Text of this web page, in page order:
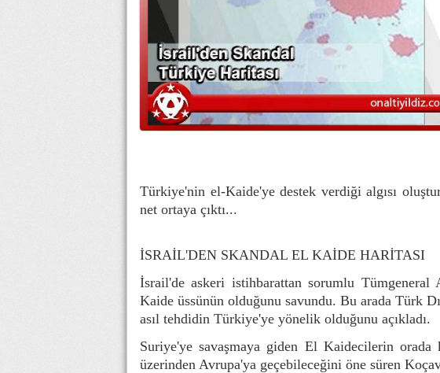
Türkiye'nin el-Kaide'ye destek verdiği algısı
net ortaya çıktı...
İSRAİL'DEN SKANDAL EL KAİDE HARİTASI
İsrail'de askeri istihbarattan sorumlu
Kaide üssünün olduğunu savundu. Bu arada Türk
asıl tehdidin Türkiye'ye yönelik olduğunu açıkladı.
Suriye'ye savaşmaya giden El Kaidecilerin orada
üzerinden Avrupa'ya geçebileceğini öne süren